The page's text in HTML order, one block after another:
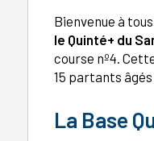
Bienvenue à
le Quinté+ du
course nº4.
15 partants
La Base